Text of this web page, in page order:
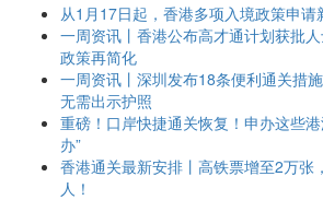
从1月17日起，香港多项入境政策申请
一周资讯丨香港公布高才通计划获批
政策再简化
一周资讯丨深圳发布18条便利通关措
无需出示护照
重磅！口岸快捷通关恢复！申办这些
办”
香港通关最新安排丨高铁票增至2万张
人！